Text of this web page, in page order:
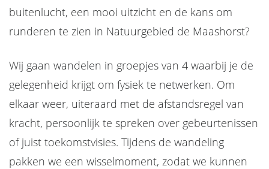
buitenlucht, een mooi uitzicht en de kans om
runderen te zien in Natuurgebied de Maashorst?
Wij gaan wandelen in groepjes van 4 waarbij je de
gelegenheid krijgt om fysiek te netwerken. Om
elkaar weer, uiteraard met de afstandsregel van
kracht, persoonlijk te spreken over gebeurtenissen
of juist toekomstvisies. Tijdens de wandeling
pakken we een wisselmoment, zodat we kunnen